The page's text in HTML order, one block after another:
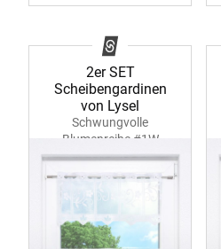
2er SET
Scheibengardinen
von Lysel
Schwungvolle
Blumenreihe #1W